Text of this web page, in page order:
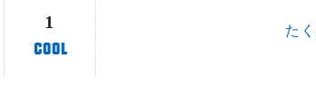
1 た